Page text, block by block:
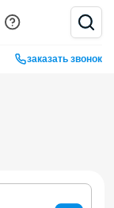
заказать звонок